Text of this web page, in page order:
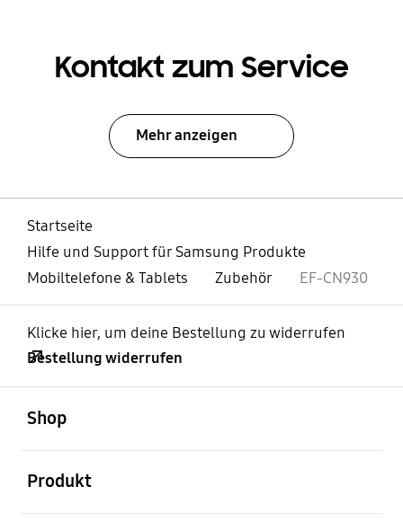
Kontakt zum Service
Mehr anzeigen
Startseite
Hilfe und Support für Samsung Produkte
Mobiltelefone & Tablets
Zubehör EF-CN930
Klicke hier, um deine Bestellung zu widerrufen
Bestellung widerrufen
Shop
Produkt